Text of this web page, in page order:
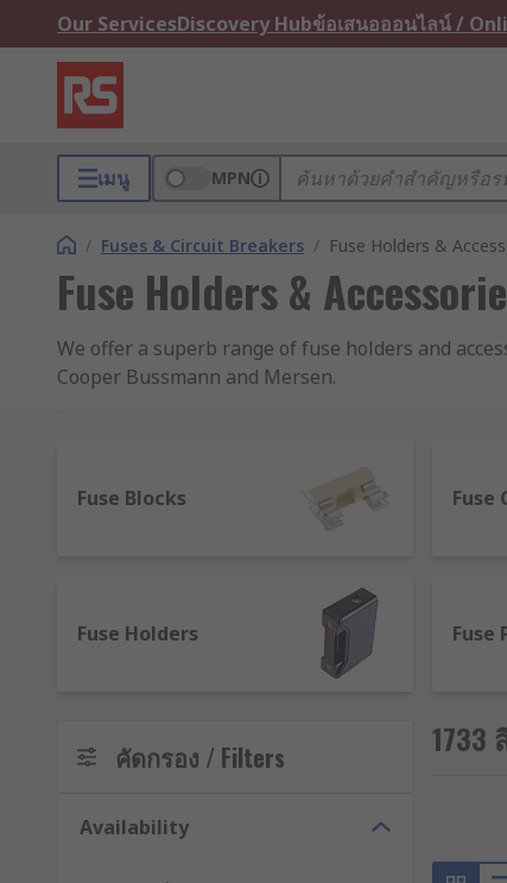
Our ServicesDiscovery Hubข้อเสนอออนไลน์ /
เมนู MPN
/ Fuses & Circuit Breakers / Fuse Holders &
Fuse Holders &
We offer a superb range of fuse holders and
Cooper Bussmann and Mersen.
A fuse holder is a casing or housing into which
shapes, colours and sizes depending on where
You will find the following types on the site:
Base mount: enables the base of the
Bottle fuse: a holder for cylindrical bottle
Inline: a housing for a fuse in a wire or
Rail mount: a holder that contains fuses
Fuse Blocks Fuse
Fuse Holders Fuse
คัดกรอง / Filters
Availability
1733